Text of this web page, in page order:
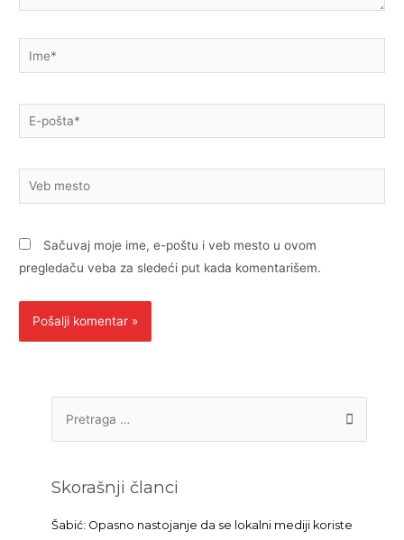
Ime*
E-
pošta*
Veb
mesto
Sačuvaj moje ime, e-poštu i veb mesto u ovom
pregledaču veba za sledeći put kada komentarišem.
r
a
Skorašnji članci
Šabić: Opasno nastojanje da se lokalni mediji koriste